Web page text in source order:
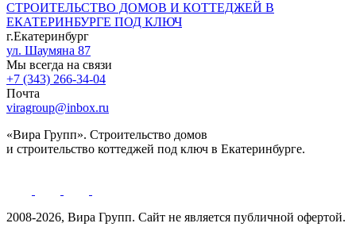
СТРОИТЕЛЬСТВО ДОМОВ И КОТТЕДЖЕЙ В
ЕКАТЕРИНБУРГЕ ПОД КЛЮЧ
г.Екатеринбург
ул. Шаумяна 87
Мы всегда на связи
+7 (343) 266-34-04
Почта
viragroup@inbox.ru
«Вира Групп». Строительство домов
и строительство коттеджей под ключ в Екатеринбурге.
2008-2026, Вира Групп. Cайт не является публичной офертой.